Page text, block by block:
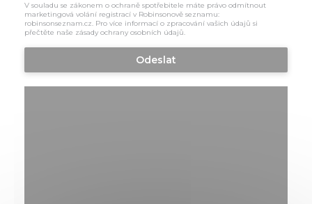
V souladu se zákonem o ochraně spotřebitele máte právo odmítnout
marketingová volání registrací v Robinsonově seznamu:
robinsonseznam.cz. Pro více informací o zpracování vašich údajů si
přečtěte naše zásady ochrany osobních údajů.